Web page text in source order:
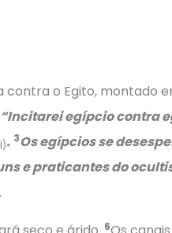
contra o Egito, montado
“Incitarei egípcio contra
. 3Os egípcios se
e praticantes do
.
6